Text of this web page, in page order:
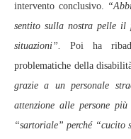
intervento conclusivo.
sentito sulla nostra pelle il
situazioni”.Poi ha
problematiche della
grazie a un personale
attenzione alle persone
“sartoriale” perché “cucito